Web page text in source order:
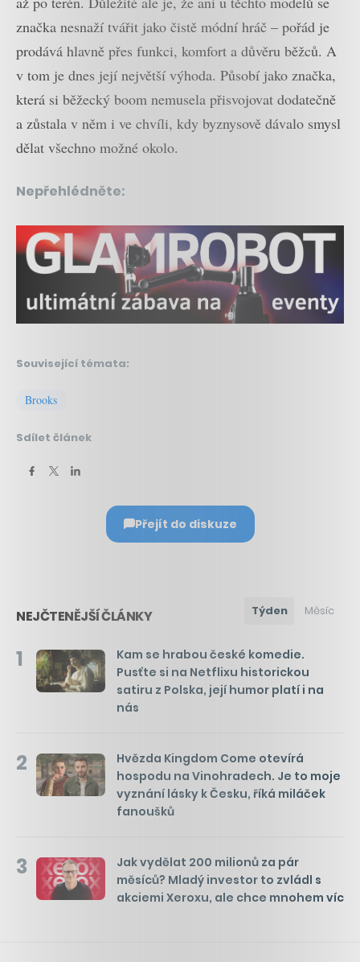
značka nesnaží tvářit jako čistě módní hráč – pořád je
prodává hlavně přes funkci, komfort a důvěru běžců. A
v tom je dnes její největší výhoda. Působí jako značka,
která si běžecký boom nemusela přisvojovat dodatečně
a zůstala v něm i ve chvíli, kdy byznysově dávalo smysl
dělat všechno možné okolo.
Nepřehlédněte:
Související témata:
Brooks
Sdílet článek
Přejít do diskuze
NEJČTENĚJŠÍ ČLÁNKY Týden Měsíc
1
Kam se hrabou české komedie.
Pusťte si na Netflixu historickou
satiru z Polska, její humor platí i na
nás
2
Hvězda Kingdom Come otevírá
hospodu na Vinohradech. Je to moje
vyznání lásky k Česku, říká miláček
fanoušků
3
Jak vydělat 200 milionů za pár
měsíců? Mladý investor to zvládl s
akciemi Xeroxu, ale chce mnohem víc